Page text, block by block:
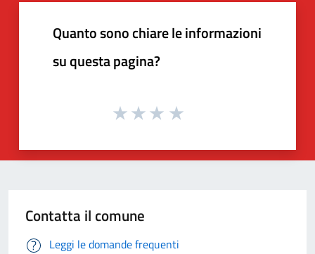
Quanto sono chiare le informazioni
su questa pagina?
Contatta il comune
Leggi le domande frequenti